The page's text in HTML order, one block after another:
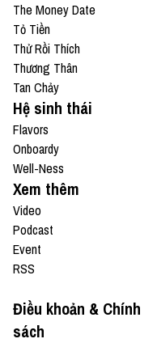
The Money Date
Tỏ Tiền
Thử Rồi Thích
Thương Thân
Tan Chảy
Hệ sinh thái
Flavors
Onboardy
Well-Ness
Xem thêm
Video
Podcast
Event
RSS
Điều khoản & Chính
sách